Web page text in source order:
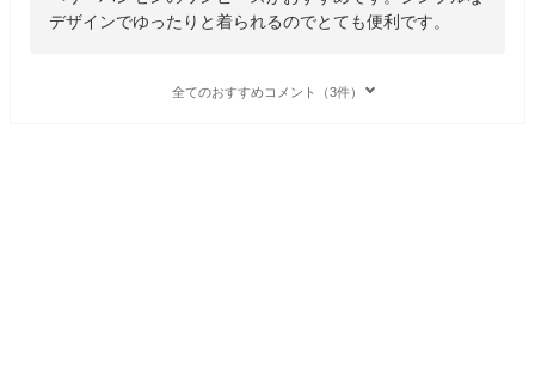
デザインでゆったりと着られるのでとても便利です。
全てのおすすめコメント（3件）